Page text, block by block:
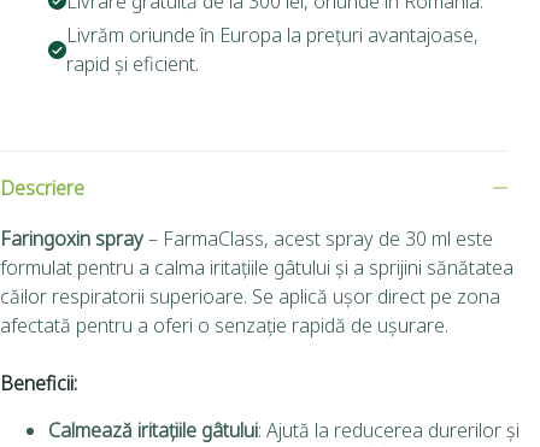
Livrăm oriunde în Europa la prețuri avantajoase,
rapid și eficient.
Descriere
Faringoxin spray– FarmaClass, acest spray de 30 ml este
formulat pentru a calma iritațiile gâtului și a sprijini sănătatea
căilor respiratorii superioare. Se aplică ușor direct pe zona
afectată pentru a oferi o senzație rapidă de ușurare.
Beneficii:
Calmează iritațiile gâtului: Ajută la reducerea durerilor și